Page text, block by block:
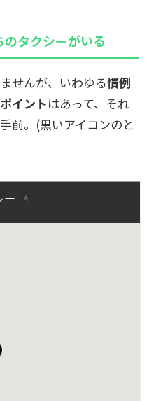
タクシーがいる
せんが、いわゆる慣例
イントはあって、それ
前。(黒いアイコンのと